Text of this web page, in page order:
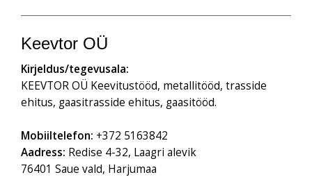
Keevtor OÜ
Kirjeldus/tegevusala:
KEEVTOR OÜ Keevitustööd, metallitööd, trasside
ehitus, gaasitrasside ehitus, gaasitööd.
Mobiiltelefon: +372 5163842
Aadress: Redise 4-32, Laagri alevik
76401 Saue vald, Harjumaa